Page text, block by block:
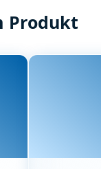
Produkt